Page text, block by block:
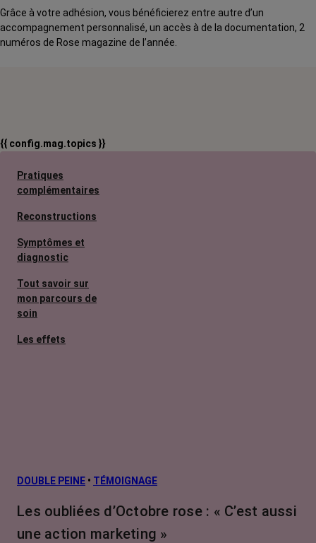
Grâce à votre adhésion, vous bénéficierez entre autre d’un
accompagnement personnalisé, un accès à de la documentation, 2
numéros de Rose magazine de l’année.
{{ config.mag.topics }}
Pratiques
complémentaires
Reconstructions
Symptômes et
diagnostic
Tout savoir sur
mon parcours de
soin
Les effets
L’après cancer
Traitements
contre le cancer
DOUBLE PEINE • TÉMOIGNAGE
Les oubliées d’Octobre rose : « C’est aussi
une action marketing »